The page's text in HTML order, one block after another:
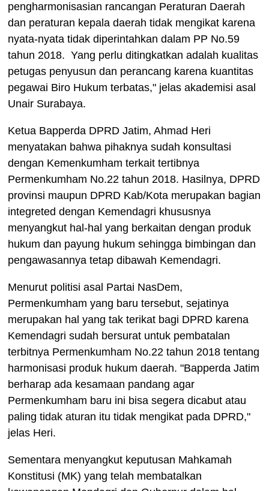
pengharmonisasian rancangan Peraturan Daerah
dan peraturan kepala daerah tidak mengikat karena
nyata-nyata tidak diperintahkan dalam PP No.59
tahun 2018. Yang perlu ditingkatkan adalah kualitas
petugas penyusun dan perancang karena kuantitas
pegawai Biro Hukum terbatas," jelas akademisi asal
Unair Surabaya.
Ketua Bapperda DPRD Jatim, Ahmad Heri
menyatakan bahwa pihaknya sudah konsultasi
dengan Kemenkumham terkait tertibnya
Permenkumham No.22 tahun 2018. Hasilnya, DPRD
provinsi maupun DPRD Kab/Kota merupakan bagian
integreted dengan Kemendagri khususnya
menyangkut hal-hal yang berkaitan dengan produk
hukum dan payung hukum sehingga bimbingan dan
pengawasannya tetap dibawah Kemendagri.
Menurut politisi asal Partai NasDem,
Permenkumham yang baru tersebut, sejatinya
merupakan hal yang tak terikat bagi DPRD karena
Kemendagri sudah bersurat untuk pembatalan
terbitnya Permenkumham No.22 tahun 2018 tentang
harmonisasi produk hukum daerah. "Bapperda Jatim
berharap ada kesamaan pandang agar
Permenkumham baru ini bisa segera dicabut atau
paling tidak aturan itu tidak mengikat pada DPRD,"
jelas Heri.
Sementara menyangkut keputusan Mahkamah
Konstitusi (MK) yang telah membatalkan